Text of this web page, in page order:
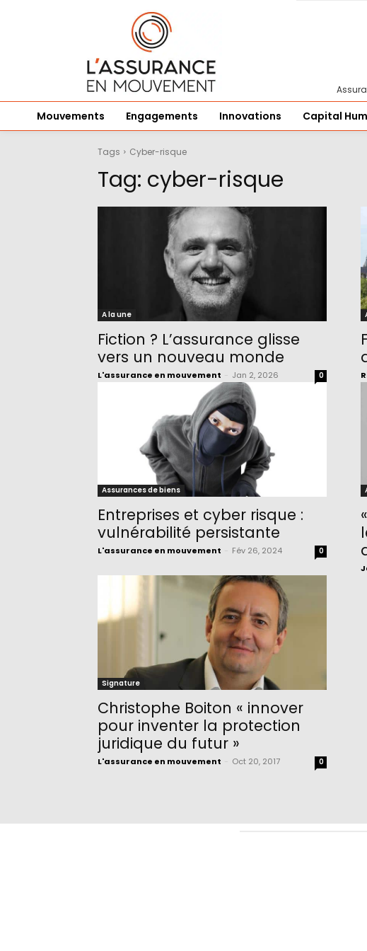
Mouvements Engagements Innovations Capital
Tags Cyber-risque
Tag: cyber-risque
A la une
Fiction ? L’assurance glisse
vers un nouveau monde
L'assurance en mouvement Jan 2, 2026 0
Assurances de biens
Entreprises et cyber risque :
vulnérabilité persistante
L'assurance en mouvement Fév 26, 2024 0
Signature
Christophe Boiton « innover
pour inventer la protection
juridique du futur »
L'assurance en mouvement Oct 20, 2017 0